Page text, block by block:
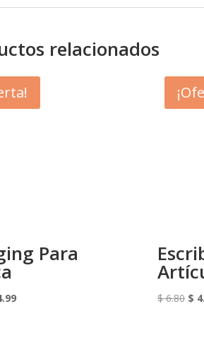
relacionados
Para
El
$6.80 El
$